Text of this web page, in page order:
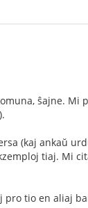
ŝajne. Mi
).
(kaj ankaŭ
tiaj. Mi
tio en aliaj